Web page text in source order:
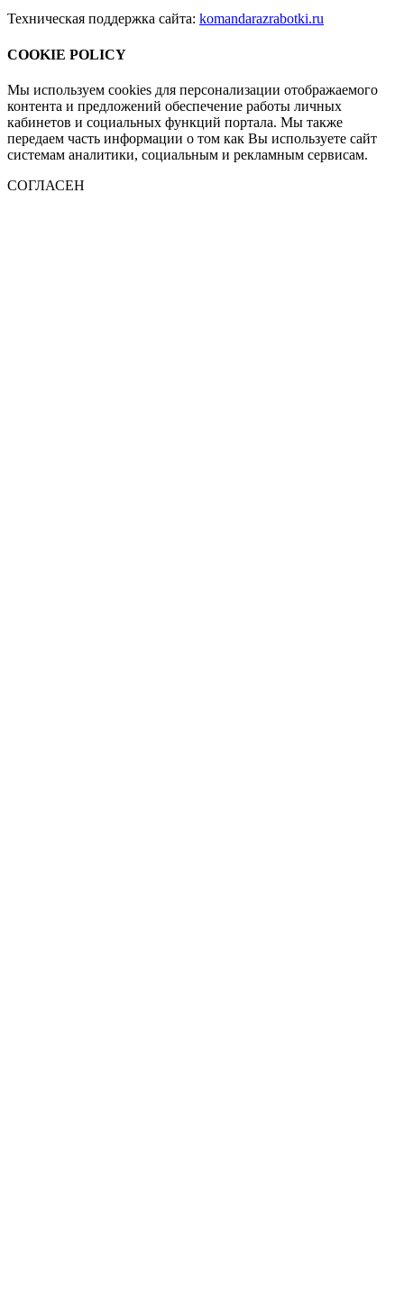
Техническая поддержка сайта: komandarazrabotki.ru
COOKIE POLICY
Мы используем cookies для персонализации отображаемого
контента и предложений обеспечение работы личных
кабинетов и социальных функций портала. Мы также
передаем часть информации о том как Вы используете сайт
системам аналитики, социальным и рекламным сервисам.
СОГЛАСЕН